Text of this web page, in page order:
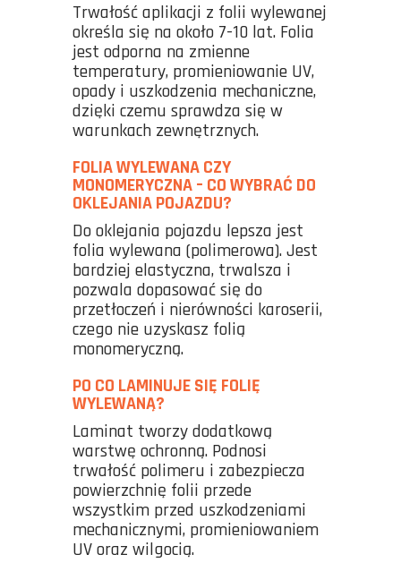
Trwałość aplikacji z folii wylewanej
określa się na około 7-10 lat. Folia
jest odporna na zmienne
temperatury, promieniowanie UV,
opady i uszkodzenia mechaniczne,
dzięki czemu sprawdza się w
warunkach zewnętrznych.
FOLIA WYLEWANA CZY
MONOMERYCZNA – CO WYBRAĆ DO
OKLEJANIA POJAZDU?
Do oklejania pojazdu lepsza jest
folia wylewana (polimerowa). Jest
bardziej elastyczna, trwalsza i
pozwala dopasować się do
przetłoczeń i nierówności karoserii,
czego nie uzyskasz folią
monomeryczną.
PO CO LAMINUJE SIĘ FOLIĘ
WYLEWANĄ?
Laminat tworzy dodatkową
warstwę ochronną. Podnosi
trwałość polimeru i zabezpiecza
powierzchnię folii przede
wszystkim przed uszkodzeniami
mechanicznymi, promieniowaniem
UV oraz wilgocią.